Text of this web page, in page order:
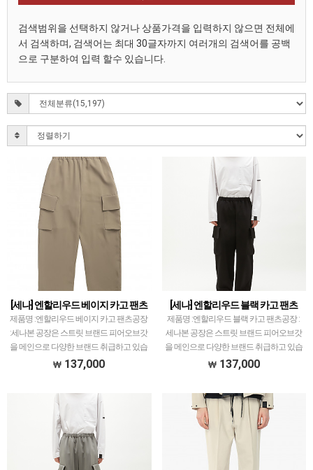
검색범위을 선택하지 않거나 상품가격을 입력하지 않으면 전체에
서 검색하며, 검색어는 최대 30글자까지 여러개의 검색어를 공백
으로 구분하여 입력 할수 있습니다.
[세나] 엔할리우드 베이지 카고 팬츠
제품명 :엔할리우드 베이지 카고 팬츠공장
:세나본 공장은 스트릿 브랜드 피어오브갓
을 메인으로 다양한 브랜드 취급하고 있습
니다.제픔 퀄리티는 전체적으로 1~1.5티
137,000
[세나] 엔할리우드 블랙 카고 팬츠
제품명 :엔할리우드 블랙 카고 팬츠공장 :
세나본 공장은 스트릿 브랜드 피어오브갓
을 메인으로 다양한 브랜드 취급하고 있습
니다.제픔 퀄리티는 전체적으로 1~1.5티
137,000